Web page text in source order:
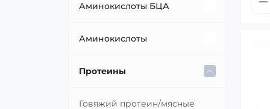
Аминокислоты БЦА
BCAA в порошке
BCAA жидкие
БЦА в таблетках/капсулах
Аминокислоты
HMB
Аргинин
Протеины
Говяжий протеин/мясные